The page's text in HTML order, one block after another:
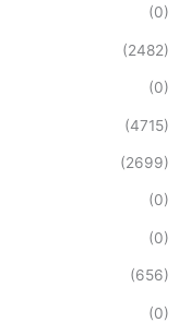
(0)
(2482)
(0)
(4715)
(2699)
(0)
(0)
(656)
(0)